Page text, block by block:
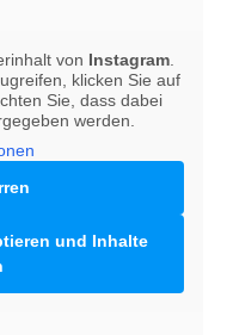
von Instagram.
klicken Sie auf
Sie, dass dabei
werden.
und Inhalte